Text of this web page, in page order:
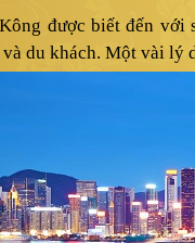
được biết đến
du khách. Một vài lý